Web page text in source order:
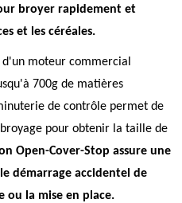
broyer rapidement et
et les céréales.
moteur commercial
700g de matières
de contrôle permet de
pour obtenir la taille de
Open-Cover-Stop assure une
démarrage accidentel de
ou la mise en place.